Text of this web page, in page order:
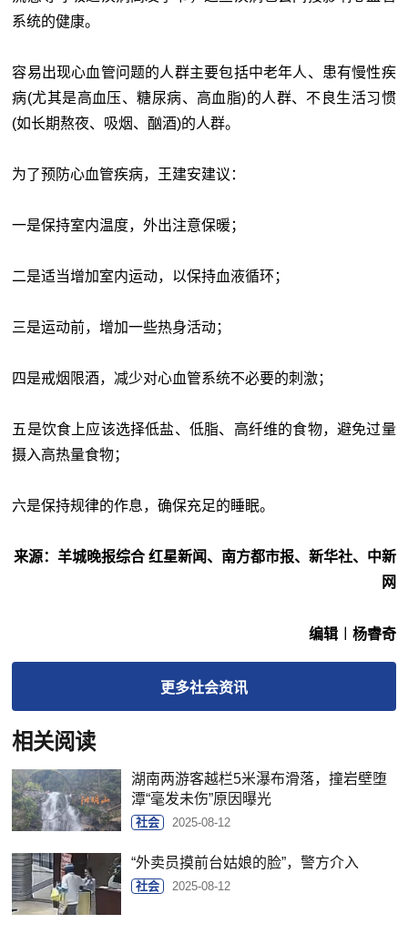
系统的健康。
容易出现心血管问题的人群主要包括中老年人、患有慢性疾
病(尤其是高血压、糖尿病、高血脂)的人群、不良生活习惯
(如长期熬夜、吸烟、酗酒)的人群。
为了预防心血管疾病，王建安建议：
一是保持室内温度，外出注意保暖；
二是适当增加室内运动，以保持血液循环；
三是运动前，增加一些热身活动；
四是戒烟限酒，减少对心血管系统不必要的刺激；
五是饮食上应该选择低盐、低脂、高纤维的食物，避免过量
摄入高热量食物；
六是保持规律的作息，确保充足的睡眠。
来源：羊城晚报综合 红星新闻、南方都市报、新华社、中新
网
编辑︱杨睿奇
更多社会资讯
相关阅读
湖南两游客越栏5米瀑布滑落，撞岩壁堕
潭“毫发未伤”原因曝光
社会 2025-08-12
“外卖员摸前台姑娘的脸”，警方介入
社会 2025-08-12